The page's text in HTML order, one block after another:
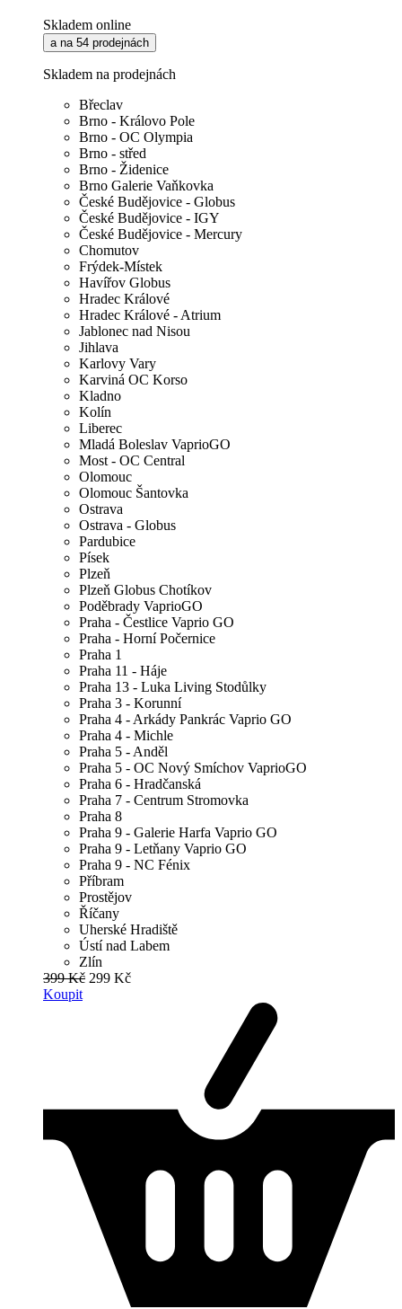
Skladem online
a na 54 prodejnách
Skladem na prodejnách
Břeclav
Brno - Královo Pole
Brno - OC Olympia
Brno - střed
Brno - Židenice
Brno Galerie Vaňkovka
České Budějovice - Globus
České Budějovice - IGY
České Budějovice - Mercury
Chomutov
Frýdek-Místek
Havířov Globus
Hradec Králové
Hradec Králové - Atrium
Jablonec nad Nisou
Jihlava
Karlovy Vary
Karviná OC Korso
Kladno
Kolín
Liberec
Mladá Boleslav VaprioGO
Most - OC Central
Olomouc
Olomouc Šantovka
Ostrava
Ostrava - Globus
Pardubice
Písek
Plzeň
Plzeň Globus Chotíkov
Poděbrady VaprioGO
Praha - Čestlice Vaprio GO
Praha - Horní Počernice
Praha 1
Praha 11 - Háje
Praha 13 - Luka Living Stodůlky
Praha 3 - Korunní
Praha 4 - Arkády Pankrác Vaprio GO
Praha 4 - Michle
Praha 5 - Anděl
Praha 5 - OC Nový Smíchov VaprioGO
Praha 6 - Hradčanská
Praha 7 - Centrum Stromovka
Praha 8
Praha 9 - Galerie Harfa Vaprio GO
Praha 9 - Letňany Vaprio GO
Praha 9 - NC Fénix
Příbram
Prostějov
Říčany
Uherské Hradiště
Ústí nad Labem
Zlín
399 Kč 299 Kč
Koupit